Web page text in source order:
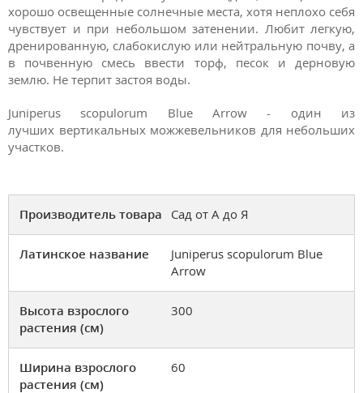
хорошо освещенные солнечные места, хотя неплохо себя
чувствует и при небольшом затенении. Любит легкую,
дренированную, слабокислую или нейтральную почву, а
в почвенную смесь ввести торф, песок и дерновую
землю. Не терпит застоя воды.
Juniperus scopulorum Blue Arrow - один из
лучших вертикальных можжевельников для небольших
участков.
Производитель товара Сад от А до Я
Латинское название
Juniperus scopulorum Blue
Arrow
Высота взрослого
растения (см)
300
Ширина взрослого
растения (см)
60